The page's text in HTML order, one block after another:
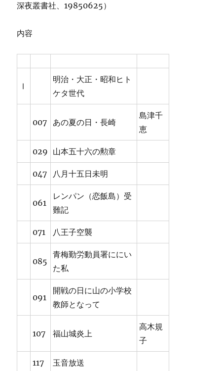
深夜叢書社、19850625）
内容
Ⅰ
明治・大正・昭和ヒト
ケタ世代
007 あの夏の日・長崎
島津千
恵
029 山本五十六の勲章
047 八月十五日未明
061
レンパン（恋飯島）受
難記
071 八王子空襲
085
青梅勤労動員署ににい
た私
091
開戦の日に山の小学校
教師となって
107 福山城炎上
高木規
子
117 玉音放送